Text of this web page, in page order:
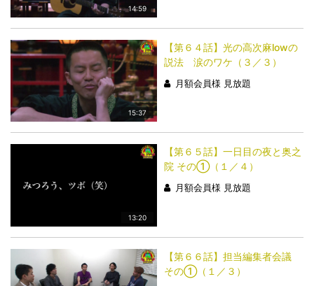
14:59
15:37
【第６４話】光の高次麻lowの
説法 涙のワケ（３／３）
月額会員様 見放題
13:20
【第６５話】一日目の夜と奥之
院 その①（１／４）
月額会員様 見放題
【第６６話】担当編集者会議
その①（１／３）